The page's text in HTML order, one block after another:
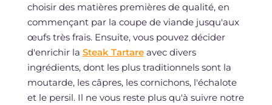
choisir des matières premières de qualité, en
commençant par la coupe de viande jusqu'aux
œufs très frais. Ensuite, vous pouvez décider
d'enrichir la Steak Tartareavec divers
ingrédients, dont les plus traditionnels sont la
moutarde, les câpres, les cornichons, l'échalote
et le persil. Il ne vous reste plus qu'à suivre notre